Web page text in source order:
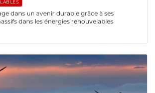
dans un avenir durable grâce à ses
dans les énergies renouvelables